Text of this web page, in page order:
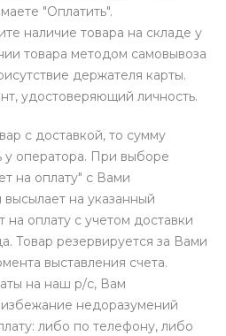
"Оплатить".
наличие товара на складе у
товара методом самовывоза
держателя карты.
удостоверяющий личность.
с доставкой, то сумму
у оператора. При выборе
на оплату" с Вами
высылает на указанный
на оплату с учетом доставки
Товар резервируется за Вами
выставления счета.
на наш р/с, Вам
избежание недоразумений
либо по телефону, либо